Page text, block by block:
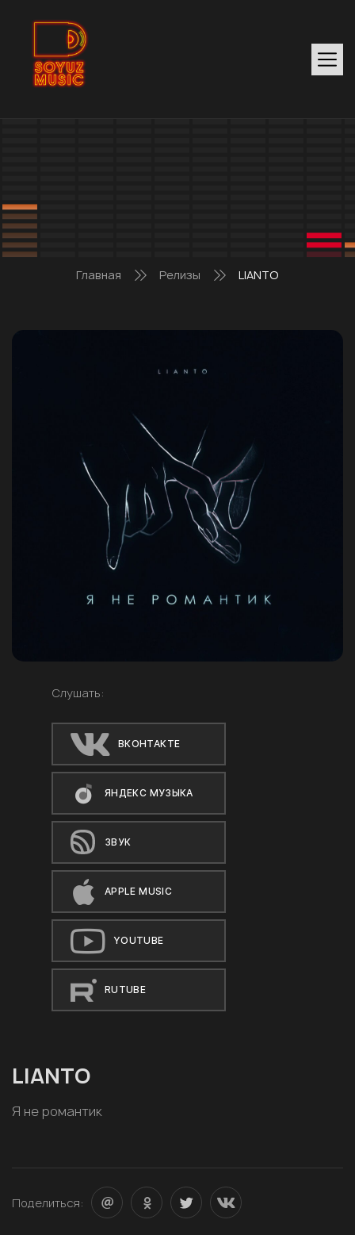
Главная Релизы LIANTO
Слушать:
ВКОНТАКТЕ
ЯНДЕКС МУЗЫКА
ЗВУК
APPLE MUSIC
YOUTUBE
RUTUBE
LIANTO
Я не романтик
Поделиться: